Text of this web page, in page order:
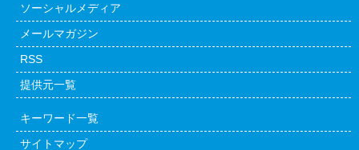
ソーシャルメディア
メールマガジン
RSS
提供元一覧
キーワード一覧
サイトマップ